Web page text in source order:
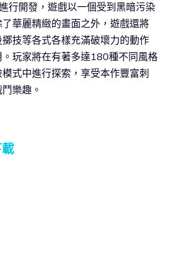
行開發，遊戲以一個受到黑暗污染
華麗精緻的畫面之外，遊戲還將
技等各式各樣充滿破壞力的動作
玩家將在有著多達180種不同風格
式中進行探索，享受本作豐富刺
樂趣。